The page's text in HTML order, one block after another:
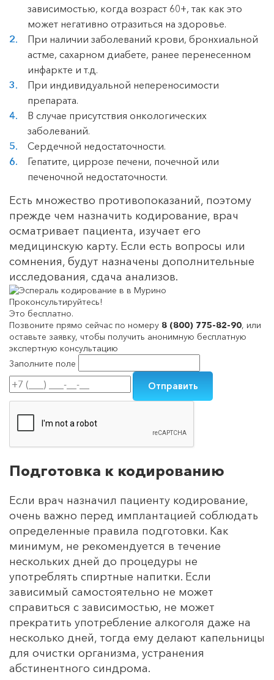
зависимостью, когда возраст 60+, так как это
может негативно отразиться на здоровье.
При наличии заболеваний крови, бронхиальной
астме, сахарном диабете, ранее перенесенном
инфаркте и т.д.
При индивидуальной непереносимости
препарата.
В случае присутствия онкологических
заболеваний.
Сердечной недостаточности.
Гепатите, циррозе печени, почечной или
печеночной недостаточности.
Есть множество противопоказаний, поэтому
прежде чем назначить кодирование, врач
осматривает пациента, изучает его
медицинскую карту. Если есть вопросы или
сомнения, будут назначены дополнительные
исследования, сдача анализов.
Проконсультируйтесь!
Это бесплатно.
Позвоните прямо сейчас по номеру 8 (800) 775-82-90, или
оставьте заявку, чтобы получить анонимную бесплатную
экспертную консультацию
Заполните поле
Подготовка к кодированию
Если врач назначил пациенту кодирование,
очень важно перед имплантацией соблюдать
определенные правила подготовки. Как
минимум, не рекомендуется в течение
нескольких дней до процедуры не
употреблять спиртные напитки. Если
зависимый самостоятельно не может
справиться с зависимостью, не может
прекратить употребление алкоголя даже на
несколько дней, тогда ему делают капельницы
для очистки организма, устранения
абстинентного синдрома.